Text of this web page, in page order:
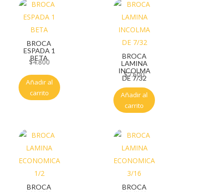
BROCA
ESPADA 1
BETA
$4.800
Añadir al
carrito
BROCA
LAMINA
INCOLMA
DE 7/32
$7.600
Añadir al
carrito
BROCA
BROCA